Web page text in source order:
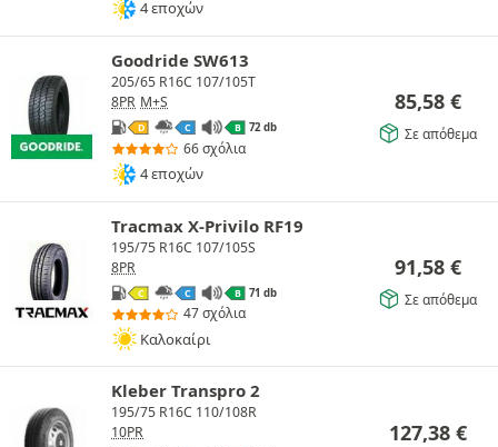
4 εποχών
Goodride SW613
205/65 R16C 107/105T
8PR M+S
D C B 72 db
66 σχόλια
4 εποχών
85,58 €
Σε απόθεμα
Tracmax X-Privilo RF19
195/75 R16C 107/105S
8PR
C C B 71 db
47 σχόλια
Καλοκαίρι
91,58 €
Σε απόθεμα
Kleber Transpro 2
195/75 R16C 110/108R
10PR
127,38 €